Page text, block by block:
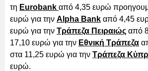
τη Eurobank από 4,35 ευρώ
ευρώ για την Alpha Bank από 4,45
ευρώ για την Τράπεζα Πειραιώς από
17,10 ευρώ για την Εθνική Τράπεζα
στα 11,25 ευρώ για την Τράπεζα
ευρώ.